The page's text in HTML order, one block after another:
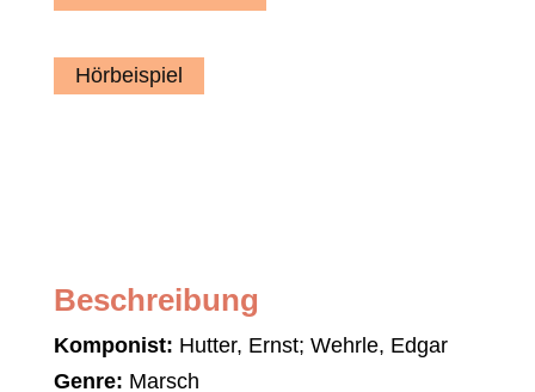
Menge
Hörbeispiel
Beschreibung
Komponist: Hutter, Ernst; Wehrle, Edgar
Genre: Marsch